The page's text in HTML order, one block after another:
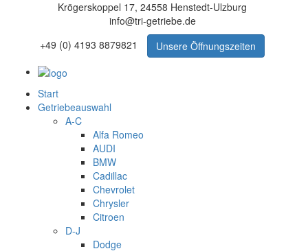
Krögerskoppel 17, 24558 Henstedt-Ulzburg
info@tri-getriebe.de
+49 (0) 4193 8879821
Unsere Öffnungszeiten
Start
Getriebeauswahl
A-C
Alfa Romeo
AUDI
BMW
Cadillac
Chevrolet
Chrysler
Citroen
D-J
Dodge